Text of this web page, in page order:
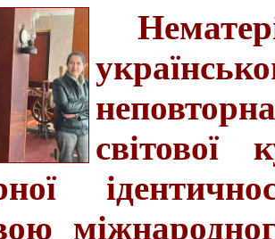
світової